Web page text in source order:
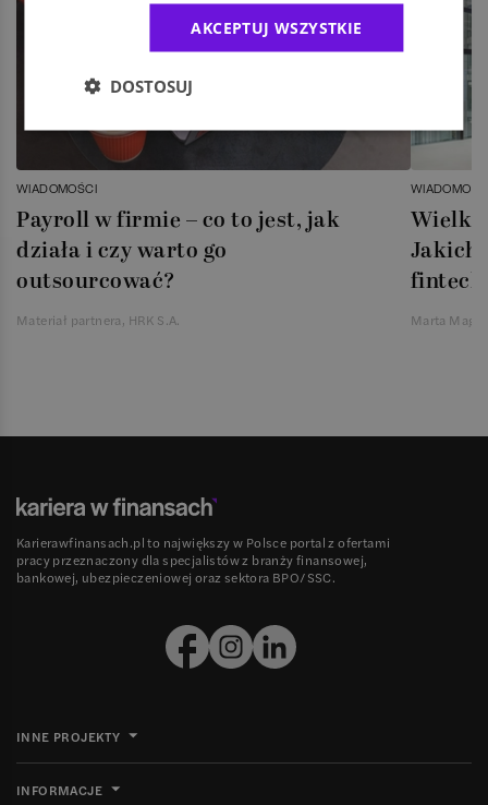
WIADOMOŚCI
Payroll w firmie – co to jest, jak
działa i czy warto go
outsourcować?
Materiał partnera, HRK S.A.
Jakich
Marta
Karierawfinansach.pl to największy w Polsce portal z ofertami
pracy przeznaczony dla specjalistów z branży finansowej,
bankowej, ubezpieczeniowej oraz sektora BPO/SSC.
INNE PROJEKTY
INFORMACJE
AKCEPTUJ WSZYSTKIE
DOSTOSUJ